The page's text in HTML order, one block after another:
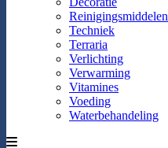
Reinigingsmiddelen
Techniek
Terraria
Verlichting
Verwarming
Vitamines
Voeding
Waterbehandeling